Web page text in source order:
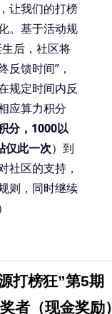
让我们的打榜
。基于活动规
后，社区将
反馈时间”，
规定时间内反
应算力积分
分，1000以
仅此一次）到
社区的支持，
则，同时继续
打榜狂”第5期
者（现金奖励